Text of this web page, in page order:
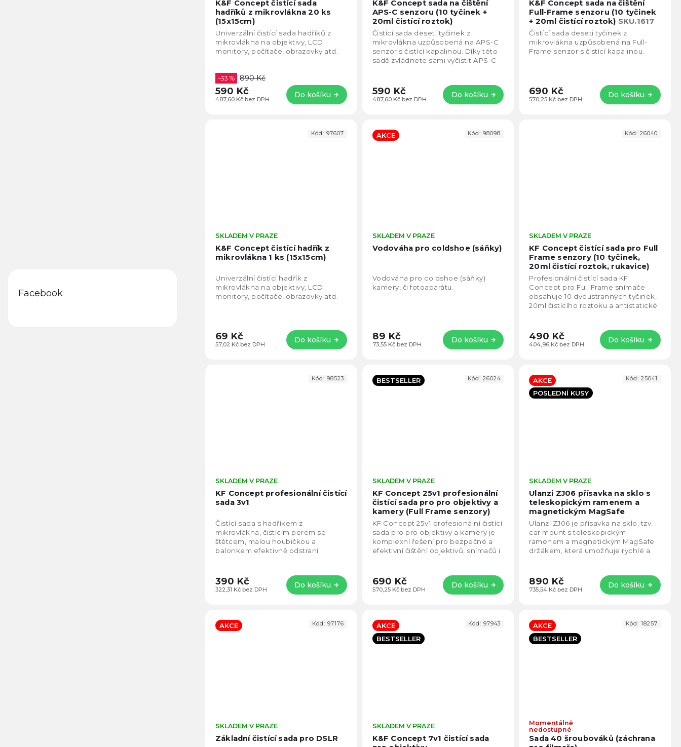
Facebook
K&F Concept čistící sada
hadříků z mikrovlákna 20 ks
(15x15cm)
produktu
hvězdiček.
487,60 Kč bez DPH
–33 % 890 Kč
590 Kč Do košíku
Univerzální čistící sada hadříků z
mikrovlákna na objektivy, LCD
monitory, počítače, obrazovky atd.
K&F Concept sada na čištění
APS-C senzoru (10 tyčinek +
20ml čistící roztok)
produktu
487,60 Kč bez DPH
590 Kč Do košíku
Čistící sada deseti tyčinek z
mikrovlákna uzpůsobená na APS-C
senzor s čistící kapalinou. Díky této
sadě zvládnete sami vyčistit APS-C
K&F Concept sada na čištění
Full-Frame senzoru (10 tyčinek
+ 20ml čistící roztok) SKU.1617
570,25 Kč bez DPH
690 Kč Do košíku
Čistící sada deseti tyčinek z
mikrovlákna uzpůsobená na Full-
Frame senzor s čistící kapalinou.
K&F Concept čistící hadřík z
mikrovlákna 1 ks (15x15cm)
Průměrné
hodnocení
SKLADEM V PRAZE
57,02 Kč bez DPH
69 Kč Do košíku
Univerzální čistící hadřík z
mikrovlákna na objektivy, LCD
monitory, počítače, obrazovky atd.
Kód: 97607 AKCE
Vodováha pro coldshoe (sáňky)
Průměrné
hodnocení
produktu
hvězdiček.
SKLADEM V PRAZE
73,55 Kč bez DPH
89 Kč Do košíku
Vodováha pro coldshoe (sáňky)
kamery, či fotoaparátu.
Kód:98098
KF Concept čistící sada pro Full
Frame senzory (10 tyčinek,
20ml čistící roztok, rukavice)
SKU.1961
SKLADEM V PRAZE
404,96 Kč bez DPH
490 Kč Do košíku
Profesionální čistící sada KF
Concept pro Full Frame snímače
obsahuje 10 dvoustranných tyčinek,
20ml čistícího roztoku a antistatické
Kód: 26040
KF Concept profesionální čistící
sada 3v1
Průměrné
hodnocení
produktu
hvězdiček.
SKLADEM V PRAZE
322,31 Kč bez DPH
390 Kč Do košíku
Čistící sada s hadříkem z
mikrovlákna, čistícím perem se
štětcem, malou houbičkou a
balonkem efektivně odstraní
Kód: 98523 BESTSELLER
KF Concept 25v1 profesionální
čistící sada pro pro objektivy a
kamery (Full Frame senzory)
KF08.079
Průměrné
hodnocení
produktu
hvězdiček.
SKLADEM V PRAZE
570,25 Kč bez DPH
690 Kč Do košíku
KF Concept 25v1 profesionální čistící
sada pro pro objektivy a kamery je
komplexní řešení pro bezpečné a
efektivní čištění objektivů, snímačů i
Kód:26024
AKCE
POSLEDNÍ KUSY
Ulanzi ZJ06 přísavka na sklo s
teleskopickým ramenem a
magnetickým MagSafe
držákem
SKLADEM V PRAZE
735,54 Kč bez DPH
890 Kč Do košíku
Ulanzi ZJ06 je přísavka na sklo, tzv.
car mount s teleskopickým
ramenem a magnetickým MagSafe
držákem, která umožňuje rychlé a
Kód: 25041
AKCE
Základní čistící sada pro DSLR
Průměrné
hodnocení
SKLADEM V PRAZE
Kód: 97176
AKCE
BESTSELLER
K&F Concept 7v1 čistící sada
Průměrné
hodnocení
SKLADEM V PRAZE
Kód:97943
AKCE
BESTSELLER
Sada 40 šroubováků (záchrana
Momentálně
nedostupné
Kód: 18257